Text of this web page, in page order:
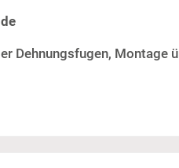
Dehnungsfugen, Montage